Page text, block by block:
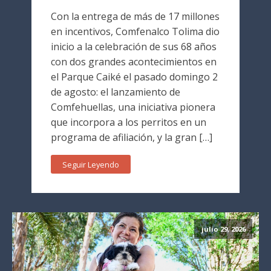
Con la entrega de más de 17 millones
en incentivos, Comfenalco Tolima dio
inicio a la celebración de sus 68 años
con dos grandes acontecimientos en
el Parque Caiké el pasado domingo 2
de agosto: el lanzamiento de
Comfehuellas, una iniciativa pionera
que incorpora a los perritos en un
programa de afiliación, y la gran […]
Seguir Leyendo
julio 29, 2026